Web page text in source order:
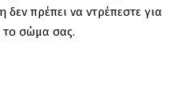
πρέπει να ντρέπεστε για
το σώμα σας.